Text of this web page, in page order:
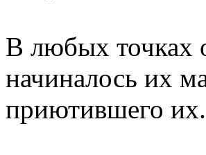
В любых точках
начиналось их
приютившего их.